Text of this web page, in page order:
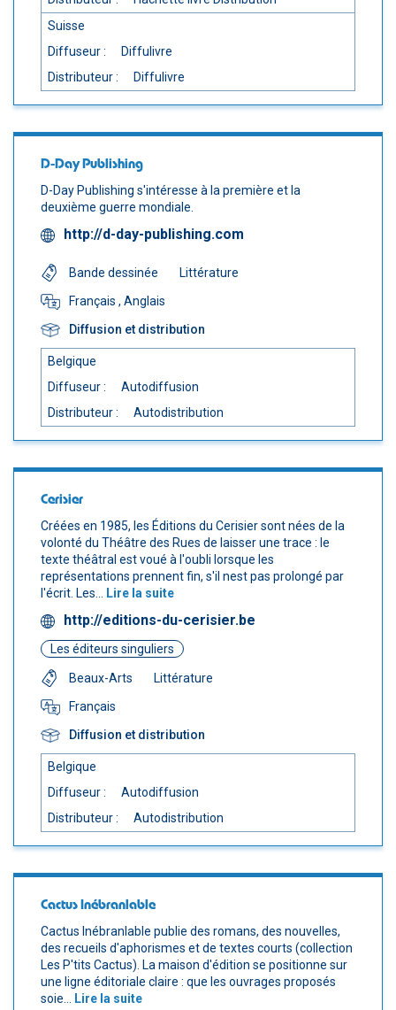
Suisse
Diffuseur :
Diffulivre
Distributeur :
Diffulivre
D-Day Publishing
D-Day Publishing s'intéresse à la première et la
deuxième guerre mondiale.
http://d-day-publishing.com
Bande dessinée
Littérature
Français , Anglais
Diffusion et distribution
Belgique
Diffuseur :
Autodiffusion
Distributeur :
Autodistribution
Cerisier
Créées en 1985, les Éditions du Cerisier sont nées de la
volonté du Théâtre des Rues de laisser une trace : le
texte théâtral est voué à l'oubli lorsque les
représentations prennent fin, s'il nest pas prolongé par
l'écrit. Les... Lire la suite
http://editions-du-cerisier.be
Les éditeurs singuliers
Beaux-Arts
Littérature
Français
Diffusion et distribution
Belgique
Diffuseur :
Autodiffusion
Distributeur :
Autodistribution
Cactus Inébranlable
Cactus Inébranlable publie des romans, des nouvelles,
des recueils d'aphorismes et de textes courts (collection
Les P'tits Cactus). La maison d'édition se positionne sur
une ligne éditoriale claire : que les ouvrages proposés
soie... Lire la suite